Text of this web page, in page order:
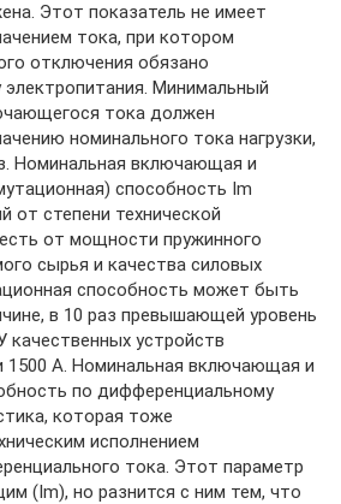
Этот показатель не имеет
тока, при котором
отключения обязано
Минимальный
тока должен
номинального тока нагрузки,
Номинальная включающая и
способность Im
от степени технической
от мощности пружинного
сырья и качества силовых
способность может быть
в 10 раз превышающей уровень
качественных устройств
1500 А. Номинальная включающая и
по дифференциальному
которая тоже
исполнением
тока. Этот параметр
(Im), но разнится с ним тем, что